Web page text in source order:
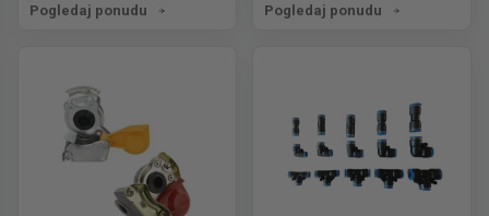
Pogledaj ponudu Pogledaj ponudu